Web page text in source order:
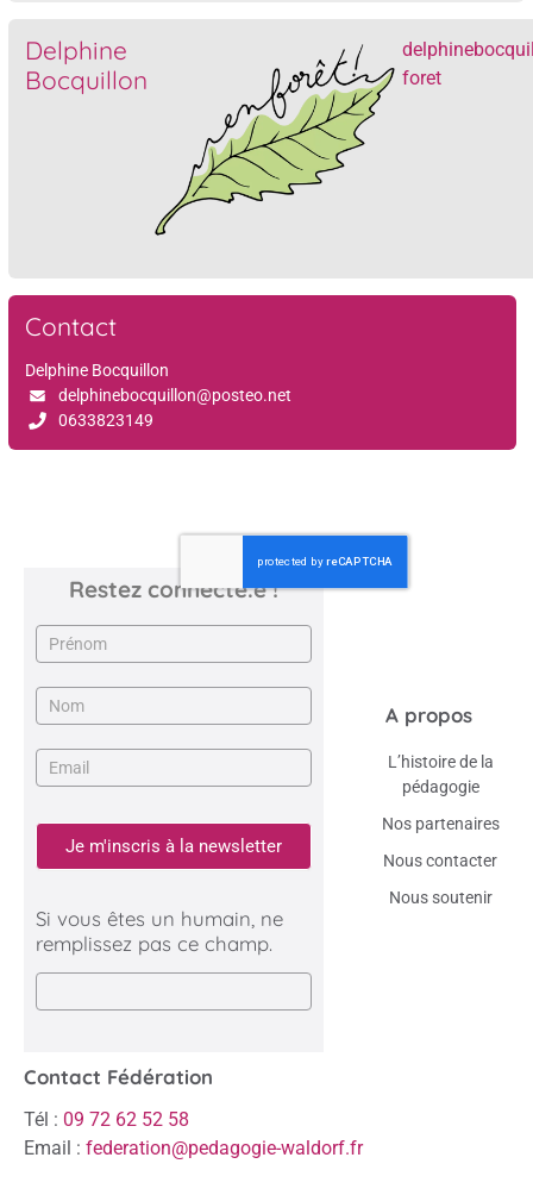
Delphine
Bocquillon
foret
Contact
Delphine Bocquillon
delphinebocquillon@posteo.net
0633823149
Restez connecté.e !
Newsletter
Je m'inscris à la newsletter
Si vous êtes un humain, ne
remplissez pas ce champ.
A propos
L’histoire de la
pédagogie
Nos partenaires
Nous contacter
Nous soutenir
Contact Fédération
Tél : 09 72 62 52 58
Email : federation@pedagogie-waldorf.fr